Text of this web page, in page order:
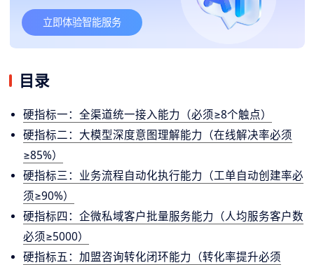
立即体验智能服务
目录
硬指标一：全渠道统一接入能力（必须≥8个触点）
硬指标二：大模型深度意图理解能力（在线解决率必须
≥85%）
硬指标三：业务流程自动化执行能力（工单自动创建率必
须≥90%）
硬指标四：企微私域客户批量服务能力（人均服务客户数
必须≥5000）
硬指标五：加盟咨询转化闭环能力（转化率提升必须